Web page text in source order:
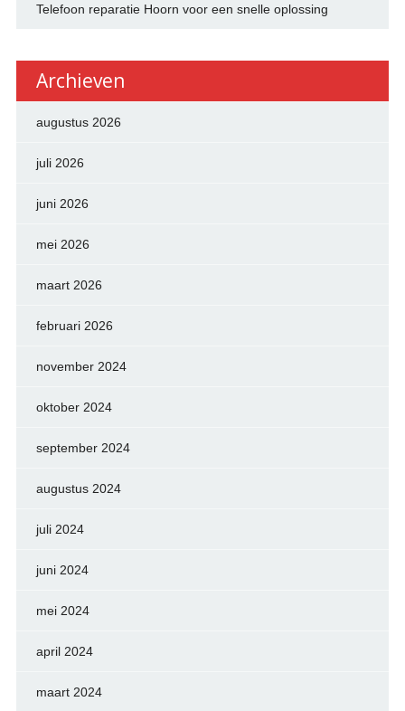
Telefoon reparatie Hoorn voor een snelle oplossing
Archieven
augustus 2026
juli 2026
juni 2026
mei 2026
maart 2026
februari 2026
november 2024
oktober 2024
september 2024
augustus 2024
juli 2024
juni 2024
mei 2024
april 2024
maart 2024